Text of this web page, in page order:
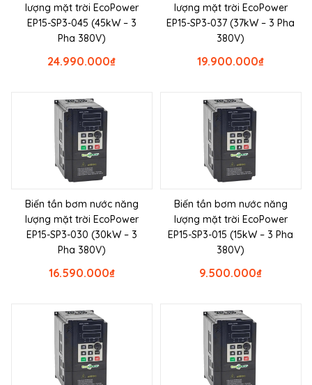
lượng mặt trời EcoPower
EP15-SP3-045 (45kW – 3
Pha 380V)
₫
24.990.000
lượng mặt trời EcoPower
EP15-SP3-037 (37kW – 3 Pha
380V)
₫
19.900.000
Biến tần bơm nước năng
lượng mặt trời EcoPower
EP15-SP3-030 (30kW – 3
Pha 380V)
₫
16.590.000
Biến tần bơm nước năng
lượng mặt trời EcoPower
EP15-SP3-015 (15kW – 3 Pha
380V)
₫
9.500.000